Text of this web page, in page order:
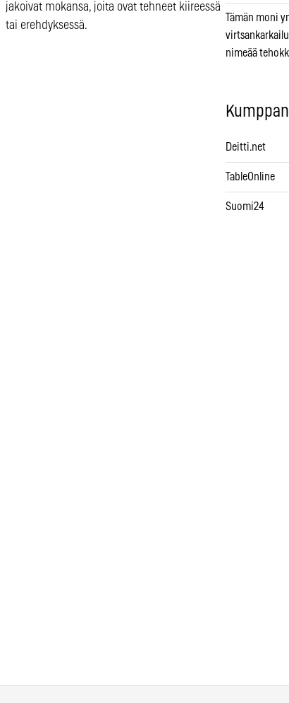
jakoivat mokansa, joita ovat tehneet kiireessä
tai erehdyksessä.
Tämän moni
nimeää
Deitti.net
TableOnline
Suomi24